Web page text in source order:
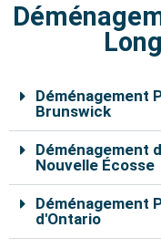
Déménagement
Brunswick
Déménagement
Nouvelle Écosse
Déménagement
d'Ontario